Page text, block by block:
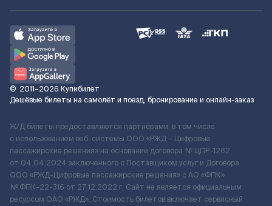
© 2011–2026 Купибилет
Дешёвые билеты на самолёт и поезд, бронирование и онлайн-заказ
Ж/Д билеты предоставляются партнёрами, в том числе
с использованием веб-системы ООО «РЖД – Цифровые
пассажирские решения» на основании договора № ЦПР-1282
от 04.04.2024 заключенного с Поставщиком услуг и Договора
ООО «РЖД-Цифровые пассажирские решения» c АО «ФПК»
№ ФПК-22-316 от 27.12.2022 г. Сайт не является официальным
ресурсом ОАО «РЖД». Стоимость билетов включает сервисный